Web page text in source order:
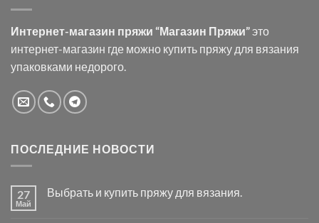
Интернет-магазин пряжи “Магазин Пряжи”это
интернет-магазин где можно купить пряжу для вязания
упаковками недорого.
ПОСЛЕДНИЕ НОВОСТИ
27
Май
Выбрать и купить пряжу для вязания.